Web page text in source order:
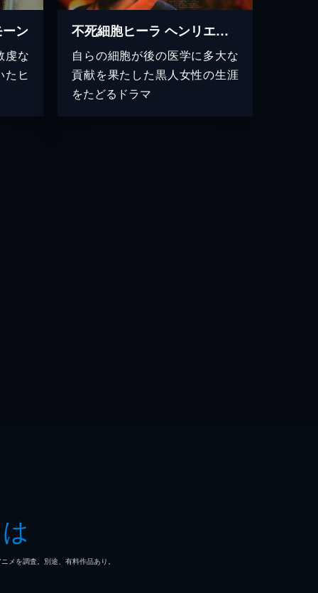
ン
虔な
たヒ
不死細胞ヒーラ ヘンリエッタ・ラックスの永遠なる人生
自らの細胞が後の医学に多大な
貢献を果たした黒人女性の生涯
をたどるドラマ
を調査。別途、有料作品あり。